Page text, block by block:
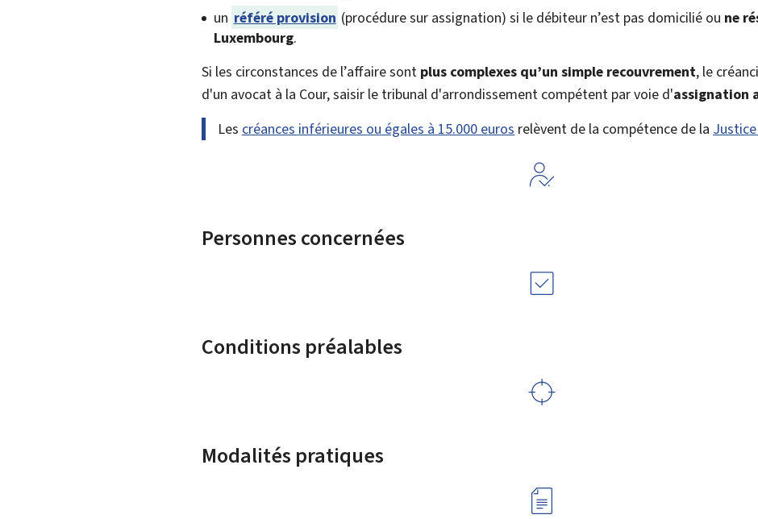
un référé provision (procédure sur assignation) si le débiteur n’est pas domicilié ou ne
Luxembourg.
Si les circonstances de l’affaire sont plus complexes qu’un simple recouvrement, le
d'un avocat à la Cour, saisir le tribunal d'arrondissement compétent par voie d'assignation
Les créances inférieures ou égales à 15.000 euros relèvent de la compétence de la
Personnes concernées
Conditions préalables
Modalités pratiques